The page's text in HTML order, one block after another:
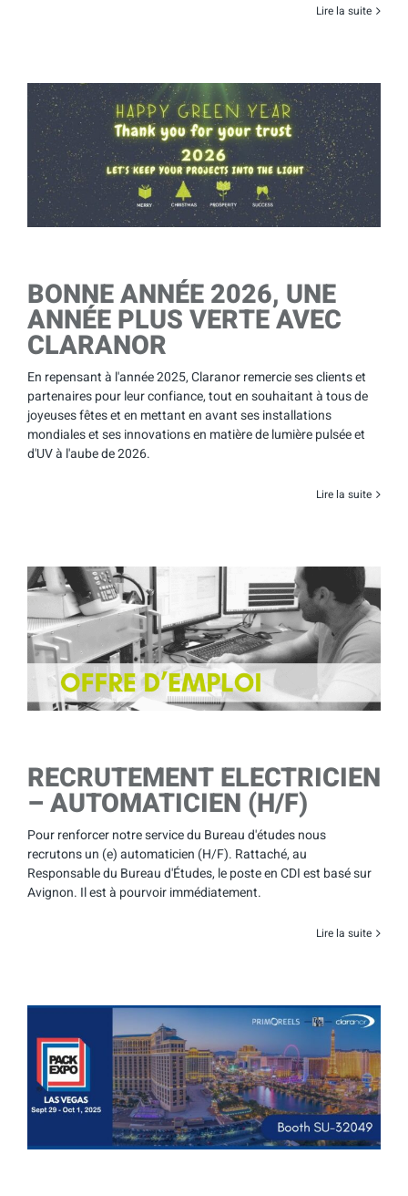
Lire la suite
BONNE ANNÉE 2026, UNE
ANNÉE PLUS VERTE AVEC
CLARANOR
En repensant à l'année 2025, Claranor remercie ses clients et
partenaires pour leur confiance, tout en souhaitant à tous de
joyeuses fêtes et en mettant en avant ses installations
mondiales et ses innovations en matière de lumière pulsée et
d'UV à l'aube de 2026.
Lire la suite
RECRUTEMENT ELECTRICIEN
– AUTOMATICIEN (H/F)
Pour renforcer notre service du Bureau d'études nous
recrutons un (e) automaticien (H/F). Rattaché, au
Responsable du Bureau d'Études, le poste en CDI est basé sur
Avignon. Il est à pourvoir immédiatement.
Lire la suite